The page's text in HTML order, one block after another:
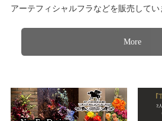
アーテフィシャルフラなどを販売してい
More